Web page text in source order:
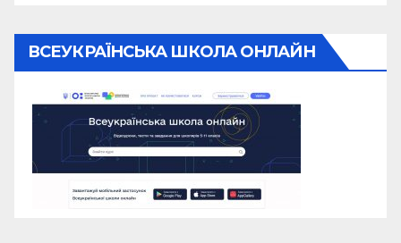
ВСЕУКРАЇНСЬКА ШКОЛА ОНЛАЙН